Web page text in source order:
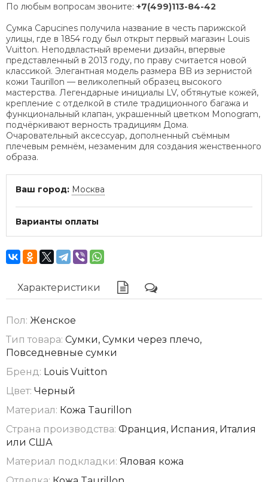
По любым вопросам звоните: +7(499)113-84-42
Сумка Capucines получила название в честь парижской
улицы, где в 1854 году был открыт первый магазин Louis
Vuitton. Неподвластный времени дизайн, впервые
представленный в 2013 году, по праву считается новой
классикой. Элегантная модель размера BB из зернистой
кожи Taurillon — великолепный образец высокого
мастерства. Легендарные инициалы LV, обтянутые кожей,
крепление с отделкой в стиле традиционного багажа и
функциональный клапан, украшенный цветком Monogram,
подчёркивают верность традициям Дома.
Очаровательный аксессуар, дополненный съёмным
плечевым ремнём, незаменим для создания женственного
образа.
Ваш город: Москва
Варианты оплаты
Характеристики
Пол: Женское
Тип товара: Сумки, Сумки через плечо,
Повседневные сумки
Бренд: Louis Vuitton
Цвет: Черный
Материал: Кожа Taurillon
Страна производства: Франция, Испания, Италия
или США
Материал подкладки: Яловая кожа